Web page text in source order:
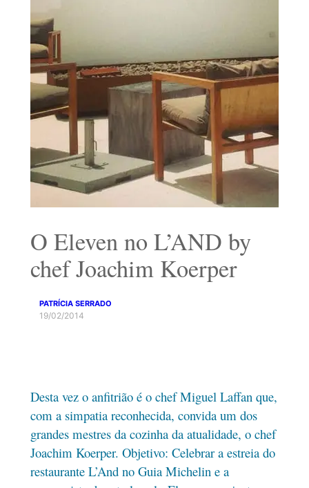
O Eleven no L’AND by
chef Joachim Koerper
PATRÍCIA SERRADO
19/02/2014
Desta vez o anfitrião é o chef Miguel Laffan que,
com a simpatia reconhecida, convida um dos
grandes mestres da cozinha da atualidade, o chef
Joachim Koerper. Objetivo: Celebrar a estreia do
restaurante L’And no Guia Michelin e a